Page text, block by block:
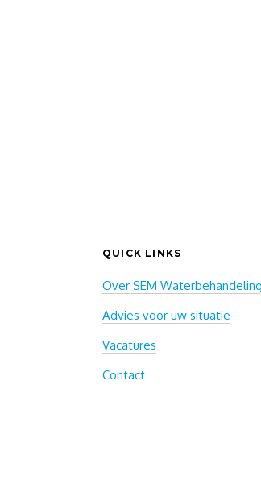
QUICK LINKS
Over SEM Waterbehandeling
Advies voor uw situatie
Vacatures
Contact